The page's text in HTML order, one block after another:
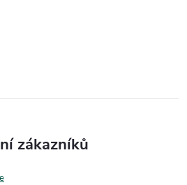
zákazníků